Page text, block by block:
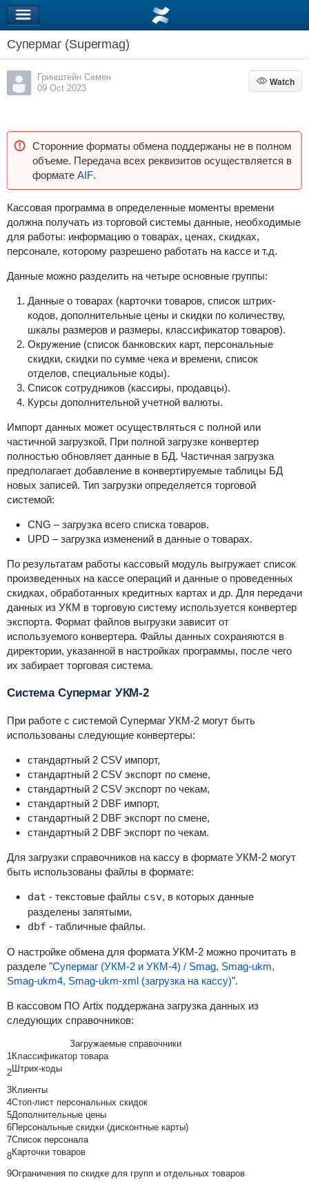
Супермаг (Supermag)
Гринштейн Семен
09 Oct 2023
Watch
Watch
Сторонние форматы обмена поддержаны не в полном
объеме. Передача всех реквизитов осуществляется в
формате AIF.
Кассовая программа в определенные моменты времени
должна получать из торговой системы данные, необходимые
для работы: информацию о товарах, ценах, скидках,
персонале, которому разрешено работать на кассе и т.д.
Данные можно разделить на четыре основные группы:
Данные о товарах (карточки товаров, список штрих-
кодов, дополнительные цены и скидки по количеству,
шкалы размеров и размеры, классификатор товаров).
Окружение (список банковских карт, персональные
скидки, скидки по сумме чека и времени, список
отделов, специальные коды).
Список сотрудников (кассиры, продавцы).
Курсы дополнительной учетной валюты.
Импорт данных может осуществляться с полной или
частичной загрузкой. При полной загрузке конвертер
полностью обновляет данные в БД. Частичная загрузка
предполагает добавление в конвертируемые таблицы БД
новых записей. Тип загрузки определяется торговой
системой:
CNG – загрузка всего списка товаров.
UPD – загрузка изменений в данные о товарах.
По результатам работы кассовый модуль выгружает список
произведенных на кассе операций и данные о проведенных
скидках, обработанных кредитных картах и др. Для передачи
данных из УКМ в торговую систему используется конвертер
экспорта. Формат файлов выгрузки зависит от
используемого конвертера. Файлы данных сохраняются в
директории, указанной в настройках программы, после чего
их забирает торговая система.
Система Супермаг УКМ-2
При работе с системой Супермаг УКМ-2 могут быть
использованы следующие конвертеры:
стандартный 2 CSV импорт,
стандартный 2 CSV экспорт по смене,
стандартный 2 CSV экспорт по чекам,
стандартный 2 DBF импорт,
стандартный 2 DBF экспорт по смене,
стандартный 2 DBF экспорт по чекам.
Для загрузки справочников на кассу в формате УКМ-2 могут
быть использованы файлы в формате:
dat - текстовые файлы csv, в которых данные
разделены запятыми,
dbf - табличные файлы.
О настройке обмена для формата УКМ-2 можно прочитать в
разделе "Супермаг (УКМ-2 и УКМ-4) / Smag, Smag-ukm,
Smag-ukm4, Smag-ukm-xml (загрузка на кассу)".
В кассовом ПО Artix поддержана загрузка данных из
следующих справочников:
Загружаемые справочники
1Классификатор товара
2Штрих-коды
3Клиенты
4Стоп-лист персональных скидок
5Дополнительные цены
6Персональные скидки (дисконтные карты)
7Список персонала
8Карточки товаров
9Ограничения по скидке для групп и отдельных товаров